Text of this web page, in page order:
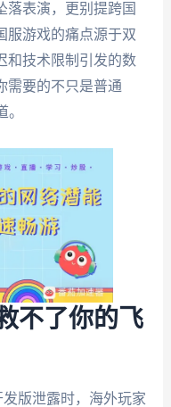
落表演，更别提跨国
服游戏的痛点源于双
和技术限制引发的数
需要的不只是普通
不了你的飞
版泄露时，海外玩家